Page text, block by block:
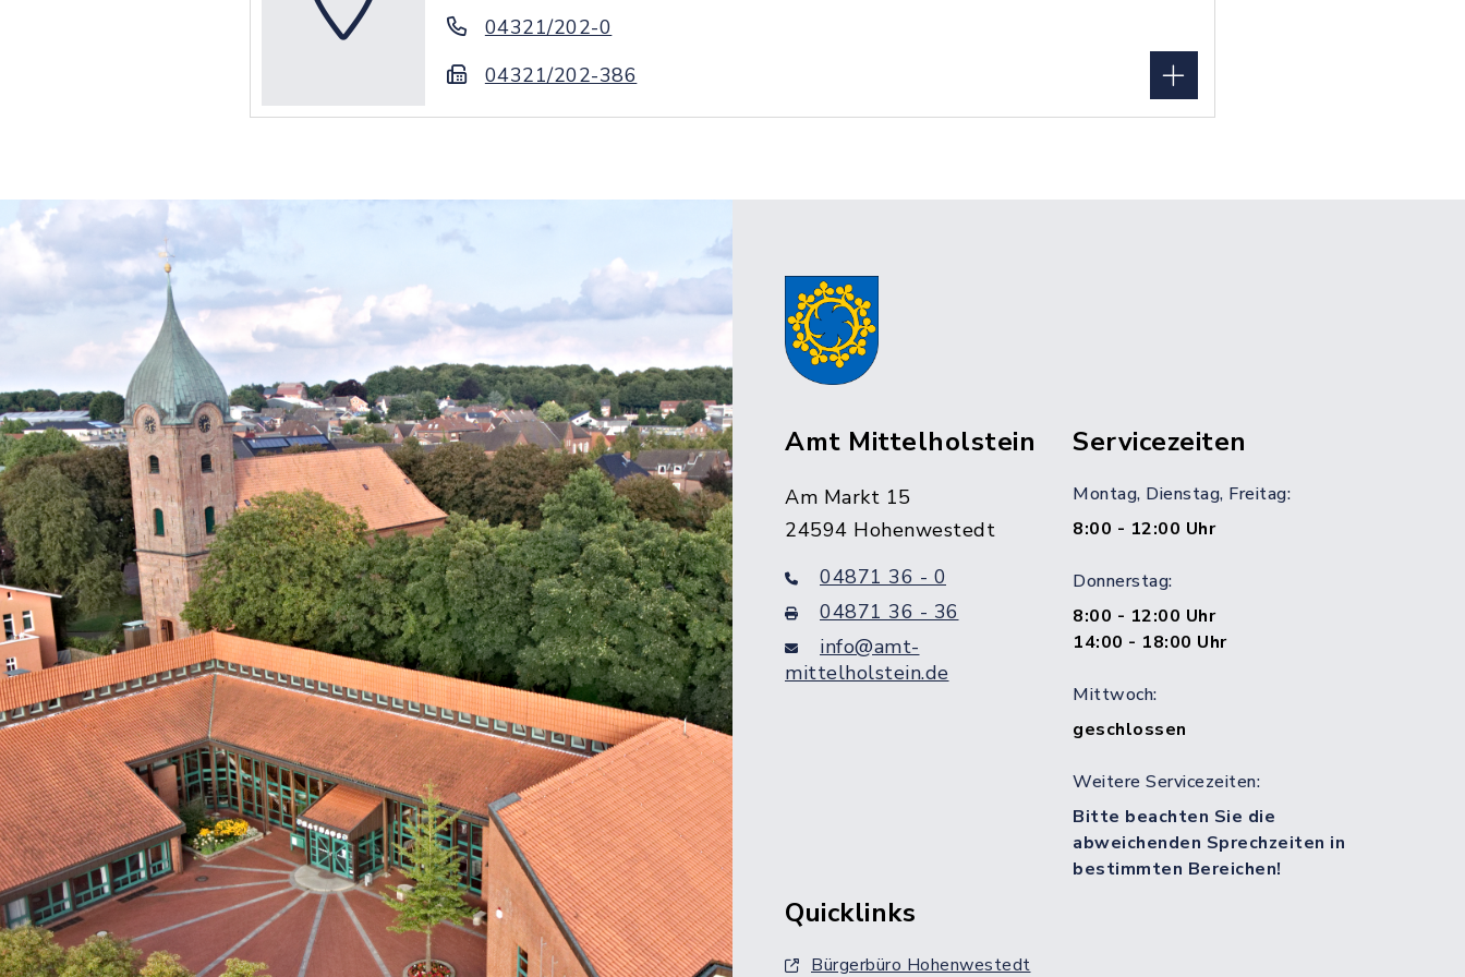
04321/202-0
04321/202-386
Amt Mittelholstein
Am Markt 15
24594 Hohenwestedt
04871 36 - 0
04871 36 - 36
info@amt-
mittelholstein.de
Servicezeiten
Montag, Dienstag, Freitag:
8:00 - 12:00 Uhr
Donnerstag:
8:00 - 12:00 Uhr
14:00 - 18:00 Uhr
Mittwoch:
geschlossen
Weitere Servicezeiten:
Bitte beachten Sie die
abweichenden Sprechzeiten in
bestimmten Bereichen!
Quicklinks
Bürgerbüro Hohenwestedt